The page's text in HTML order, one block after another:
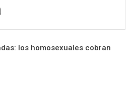
los homosexuales cobran